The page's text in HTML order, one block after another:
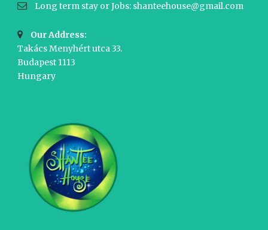
Long term stay or Jobs: shanteehouse@gmail.com
Our Address:
Takács Menyhért utca 33.
Budapest 1113
Hungary